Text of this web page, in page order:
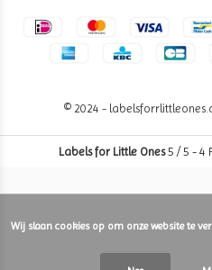
© 2024 -
Labels for Little Ones5 / 5 - 4
Wij slaan cookies op om onze website te